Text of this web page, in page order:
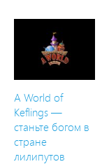
A World of
Keflings —
станьте богом в
стране
лилипутов